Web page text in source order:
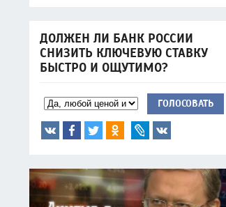
ДОЛЖЕН ЛИ БАНК РОССИИ
СНИЗИТЬ КЛЮЧЕВУЮ СТАВКУ
БЫСТРО И ОЩУТИМО?
ГОЛОСОВАТЬ